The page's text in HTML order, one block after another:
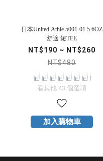
日本United Athle 5001-01 5.6OZ
舒適 短TEE
NT$190 ~ NT$260
NT$480
看其他 43 個選項
加入購物車